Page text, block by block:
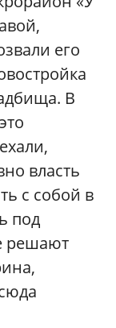
его
В
власть
с собой в
под
решают